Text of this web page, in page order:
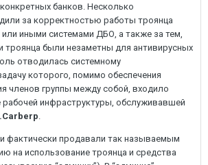
банков. Несколько
за корректностью работы троянца
иными системами ДБО, а также за тем,
троянца были незаметны для антивирусных
отводилась системному
которого, помимо обеспечения
членов группы между собой, входило
инфраструктуры, обслуживавшей
.
фактически продавали так называемым
на использование троянца и средства